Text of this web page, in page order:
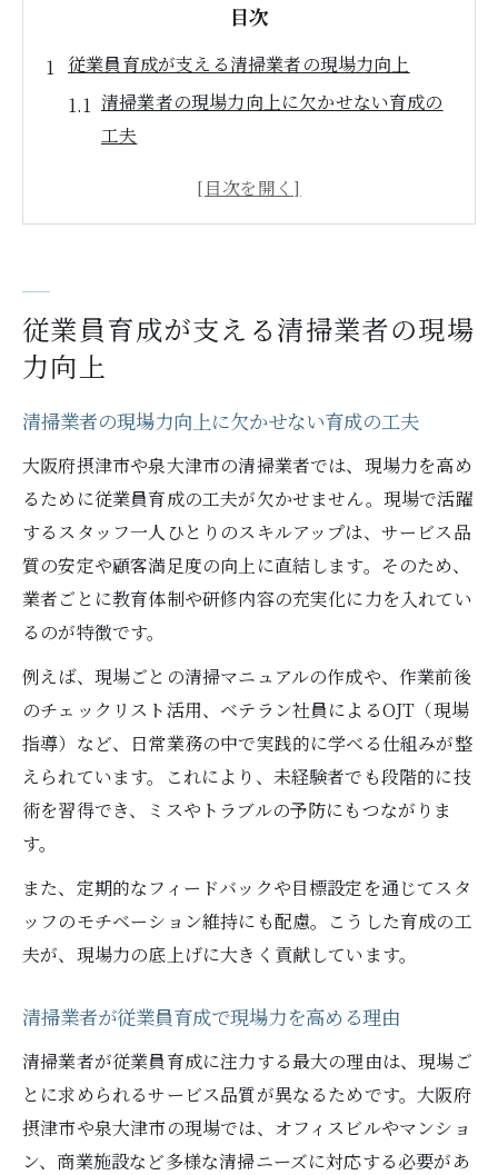
目次
従業員育成が支える清掃業者の現場力向上
清掃業者の現場力向上に欠かせない育成の
工夫
品質
実践例
清掃業者で進む現場スタッフの人材成長術
清掃業者で実践される人材成長の仕組みと
は
清掃業者が現場スタッフ育成で重視するポ
イント
現場で活躍する清掃業者の人材成長の流れ
清掃業者のスタッフ成長を促す現場の工夫
従業員が伸びる清掃業者の育成ノウハウ紹
介
質の高い清掃を実現する従業員教育の工夫
清掃業者の教育体制がサービス品質を左右
する
ト
清掃業者が取り組む質向上のための教育事
例
従業員教育で清掃業者の品質が変わる理由
む
清掃現場で求められる育成とサービスの両立
清掃業者の育成とサービス向上のバランス
従業員育成が支える清掃業者の現場
力向上
清掃業者の現場力向上に欠かせない育成の工夫
大阪府摂津市や泉大津市の清掃業者では、現場力を高め
るために従業員育成の工夫が欠かせません。現場で活躍
するスタッフ一人ひとりのスキルアップは、サービス品
質の安定や顧客満足度の向上に直結します。そのため、
業者ごとに教育体制や研修内容の充実化に力を入れてい
るのが特徴です。
例えば、現場ごとの清掃マニュアルの作成や、作業前後
のチェックリスト活用、ベテラン社員によるOJT（現場
指導）など、日常業務の中で実践的に学べる仕組みが整
えられています。これにより、未経験者でも段階的に技
術を習得でき、ミスやトラブルの予防にもつながりま
す。
また、定期的なフィードバックや目標設定を通じてスタ
ッフのモチベーション維持にも配慮。こうした育成の工
夫が、現場力の底上げに大きく貢献しています。
清掃業者が従業員育成で現場力を高める理由
清掃業者が従業員育成に注力する最大の理由は、現場ご
とに求められるサービス品質が異なるためです。大阪府
摂津市や泉大津市の現場では、オフィスビルやマンショ
ン、商業施設など多様な清掃ニーズに対応する必要があ